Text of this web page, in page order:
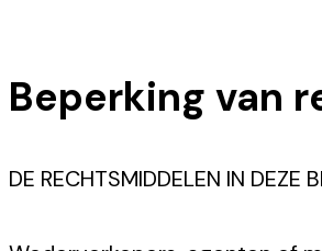
Beperking van
DE RECHTSMIDDELEN IN DEZE